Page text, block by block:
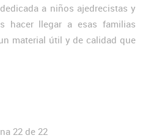
a niños ajedrecistas y
hacer llegar a esas familias
material útil y de calidad que
22 de 22